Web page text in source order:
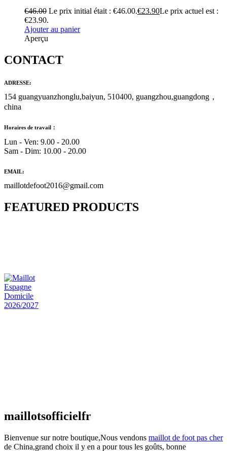
€46.00 Le prix initial était : €46.00.€23.90Le prix actuel est :
€23.90.
Ajouter au panier
Aperçu
CONTACT
ADRESSE:
154 guangyuanzhonglu,baiyun, 510400, guangzhou,guangdong，
china
Horaires de travail：
Lun - Ven: 9.00 - 20.00
Sam - Dim: 10.00 - 20.00
EMAIL:
maillotdefoot2016@gmail.com
FEATURED PRODUCTS
maillotsofficielfr
Bienvenue sur notre boutique,Nous vendons maillot de foot pas cher
de China,grand choix il y en a pour tous les goûts, bonne